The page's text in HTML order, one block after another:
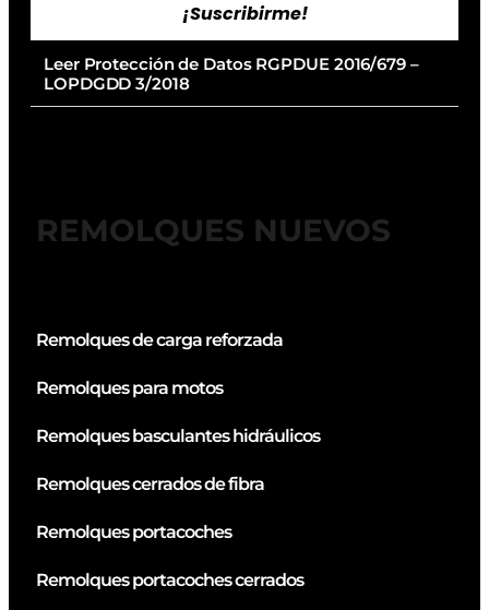
¡Suscribirme!
Leer Protección de Datos RGPDUE 2016/679 –
LOPDGDD 3/2018
REMOLQUES NUEVOS
Remolques de carga reforzada
Remolques para motos
Remolques basculantes hidráulicos
Remolques cerrados de fibra
Remolques portacoches
Remolques portacoches cerrados